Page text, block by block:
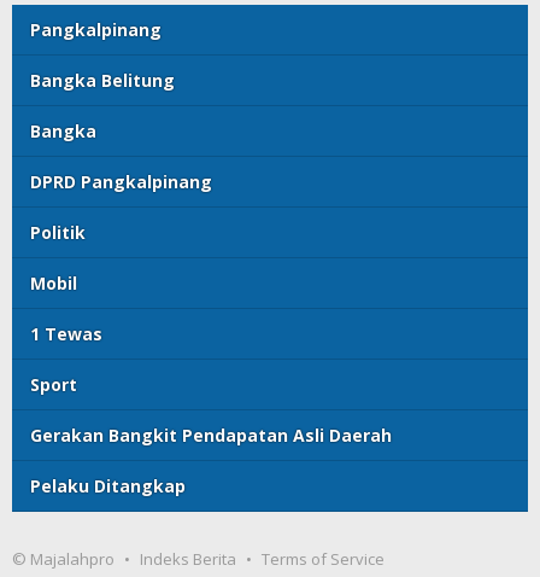
Pangkalpinang
Bangka Belitung
Bangka
DPRD Pangkalpinang
Politik
Mobil
1 Tewas
Sport
Gerakan Bangkit Pendapatan Asli Daerah
Pelaku Ditangkap
© Majalahpro Indeks Berita Terms of Service